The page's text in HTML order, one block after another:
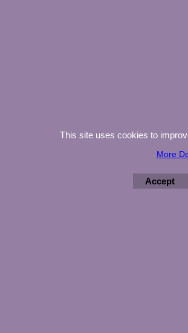
This site uses cookies to
More
Accept